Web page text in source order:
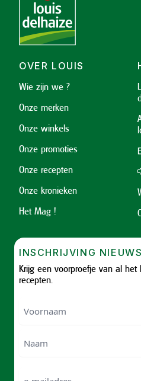
OVER LOUIS
Wie zijn we ?
Onze merken
Onze winkels
Onze promoties
Onze recepten
Onze kronieken
Het Mag !
INSCHRIJVING
Krijg een voorproefje van al
recepten.